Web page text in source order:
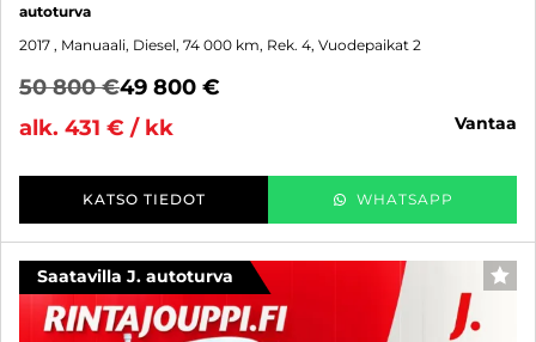
autoturva
2017 , Manuaali, Diesel, 74 000 km, Rek. 4, Vuodepaikat 2
50 800 €49 800 €
alk. 431 € / kk
vantaa
KATSO TIEDOT WHATSAPP
Saatavilla J. autoturva